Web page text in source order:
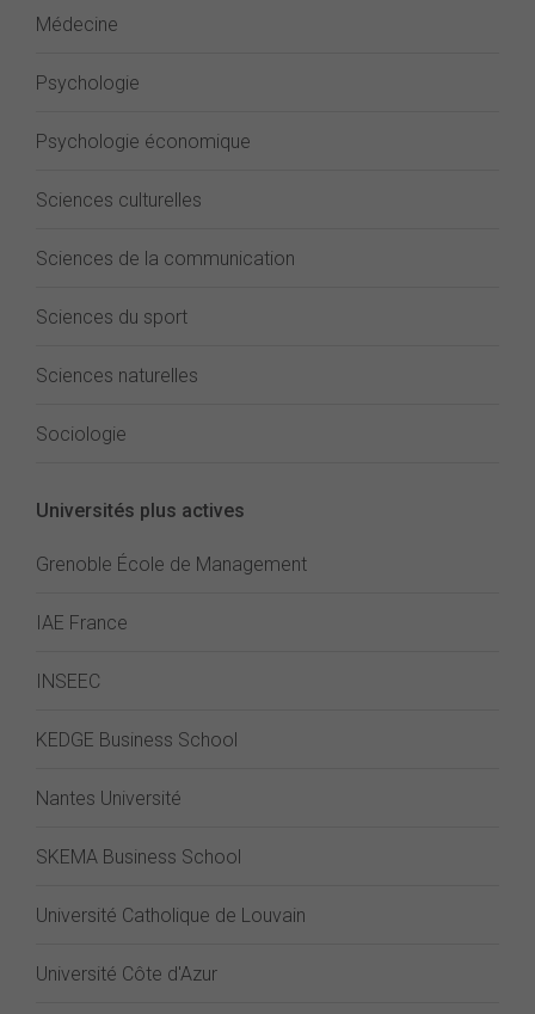
Médecine
Psychologie
Psychologie économique
Sciences culturelles
Sciences de la communication
Sciences du sport
Sciences naturelles
Sociologie
Universités plus actives
Grenoble École de Management
IAE France
INSEEC
KEDGE Business School
Nantes Université
SKEMA Business School
Université Catholique de Louvain
Université Côte d'Azur